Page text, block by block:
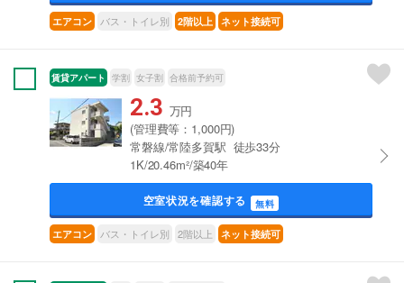
エアコン バス・トイレ別 2階以上 ネット接続可
賃貸アパート 学割 女子割 合格前予約可
2.3 万円
(管理費等：1,000円)
常磐線/常陸多賀駅 徒歩33分
1K/20.46m²/築40年
空室状況を確認する 無料
エアコン バス・トイレ別 2階以上 ネット接続可